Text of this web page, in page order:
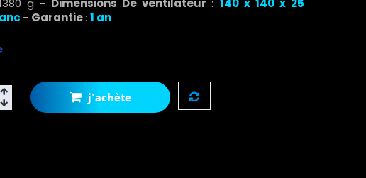
- Garantie: 1 an
j'achète